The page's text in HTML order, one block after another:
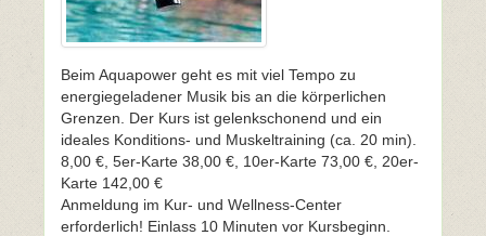
Beim Aquapower geht es mit viel Tempo zu
energiegeladener Musik bis an die körperlichen
Grenzen. Der Kurs ist gelenkschonend und ein
ideales Konditions- und Muskeltraining (ca. 20 min).
8,00 €, 5er-Karte 38,00 €, 10er-Karte 73,00 €, 20er-
Karte 142,00 €
Anmeldung im Kur- und Wellness-Center
erforderlich! Einlass 10 Minuten vor Kursbeginn.